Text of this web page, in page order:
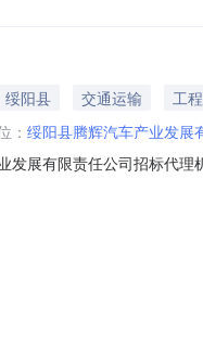
绥阳县 交通运输
工程
： 绥阳县腾辉汽车产业发展
发展有限责任公司招标代
响应文件。一、项目基本